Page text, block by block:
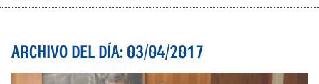
ARCHIVO DEL DÍA: 03/04/2017